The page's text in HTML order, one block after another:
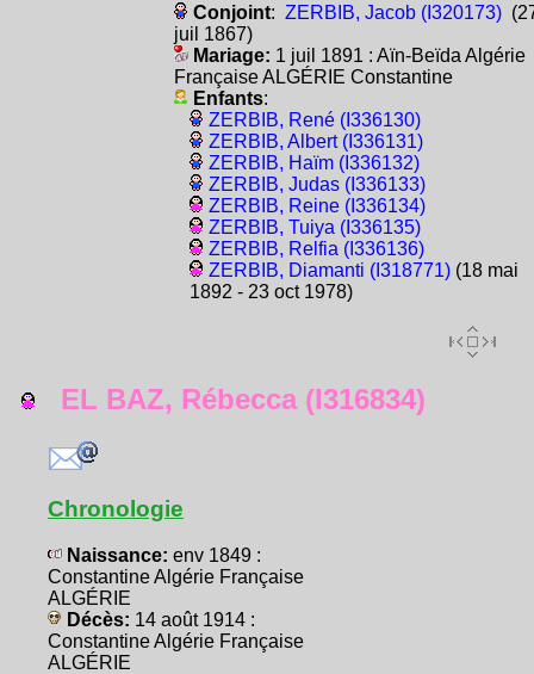
Conjoint: ZERBIB, Jacob (I320173)
juil 1867)
Mariage: 1 juil 1891 : Aïn-Beïda Algérie
Française ALGÉRIE Constantine
Enfants:
ZERBIB, René (I336130)
ZERBIB, Albert (I336131)
ZERBIB, Haïm (I336132)
ZERBIB, Judas (I336133)
ZERBIB, Reine (I336134)
ZERBIB, Tuiya (I336135)
ZERBIB, Relfia (I336136)
ZERBIB, Diamanti (I318771)(18 mai
1892 - 23 oct 1978)
EL BAZ, Rébecca (I316834)
Chronologie
Naissance: env 1849 :
Constantine Algérie Française
ALGÉRIE
Décès: 14 août 1914 :
Constantine Algérie Française
ALGÉRIE